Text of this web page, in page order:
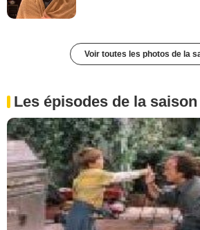
Voir toutes les photos de la
Les épisodes de la saison